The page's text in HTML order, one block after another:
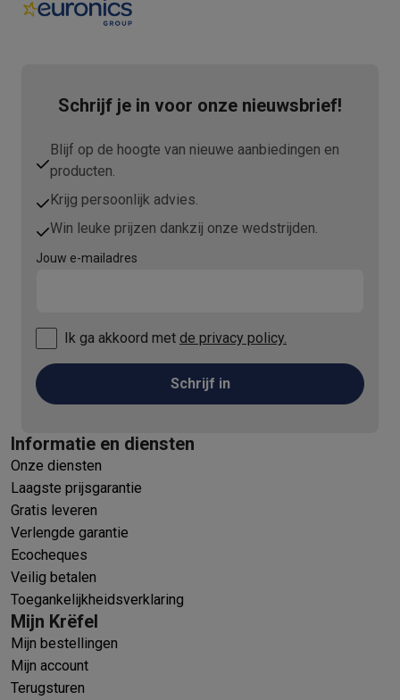
Schrijf je in voor onze nieuwsbrief!
Blijf op de hoogte van nieuwe aanbiedingen en
producten.
Krijg persoonlijk advies.
Win leuke prijzen dankzij onze wedstrijden.
Jouw e-mailadres
Ik ga akkoord met de privacy policy.
Schrijf in
Informatie en diensten
Onze diensten
Laagste prijsgarantie
Gratis leveren
Verlengde garantie
Ecocheques
Veilig betalen
Toegankelijkheidsverklaring
Mijn Krëfel
Mijn bestellingen
Mijn account
Terugsturen